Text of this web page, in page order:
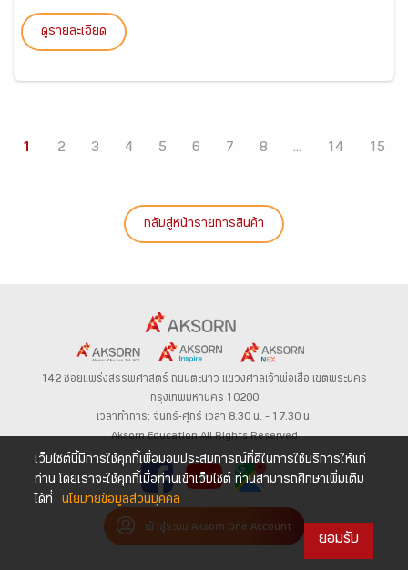
ดูรายละเอียด
1 2 3 4 5 6 7 8 ... 14 15
กลับสู่หน้ารายการสินค้า
142 ซอยแพร่งสรรพศาสตร์ ถนนตะนาว แขวงศาลเจ้าพ่อเสือ เขตพระนคร
กรุงเทพมหานคร 10200
เวลาทำการ: จันทร์-ศุกร์ เวลา 8.30 น. – 17.30 น.
Aksorn Education All Rights Reserved
เข้าสู่ระบบ Aksorn One Account
เว็บไซต์นี้มีการใช้คุกกี้เพื่อมอบประสบการณ์ที่ดีในการใช้บริการให้แก่
ท่าน โดยเราจะใช้คุกกี้เมื่อท่านเข้าเว็บไซต์ ท่านสามารถศึกษาเพิ่มเติม
ได้ที่
นโยบายข้อมูลส่วนบุคคล
ยอมรับ